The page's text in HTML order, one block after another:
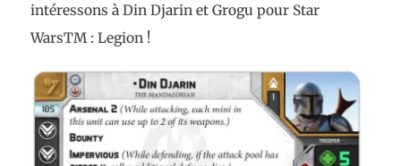
intéressons à Din Djarin et Grogu pour Star
WarsTM : Legion !